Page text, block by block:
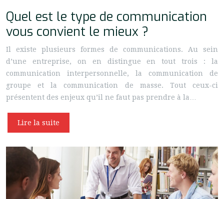
Quel est le type de communication
vous convient le mieux ?
Il existe plusieurs formes de communications. Au sein
d’une entreprise, on en distingue en tout trois : la
communication interpersonnelle, la communication de
groupe et la communication de masse. Tout ceux-ci
présentent des enjeux qu’il ne faut pas prendre à la…
Lire la suite